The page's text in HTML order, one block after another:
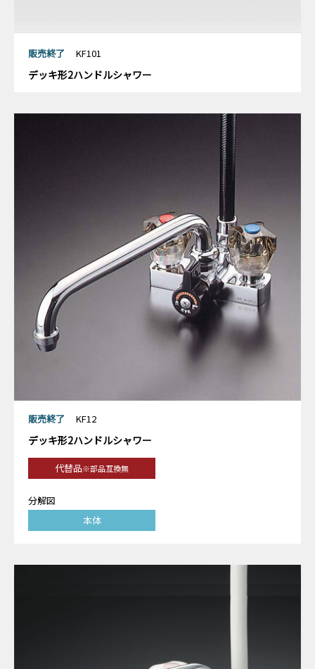
販売終了 KF101
デッキ形2ハンドルシャワー
販売終了 KF12
デッキ形2ハンドルシャワー
代替品※部品互換無
分解図
本体